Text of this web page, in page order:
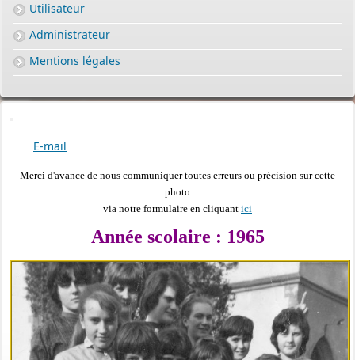
Utilisateur
Administrateur
Mentions légales
E-mail
Merci d'avance de nous communiquer toutes erreurs ou précision sur cette
photo
via notre formulaire en cliquant ici
Année scolaire : 1965